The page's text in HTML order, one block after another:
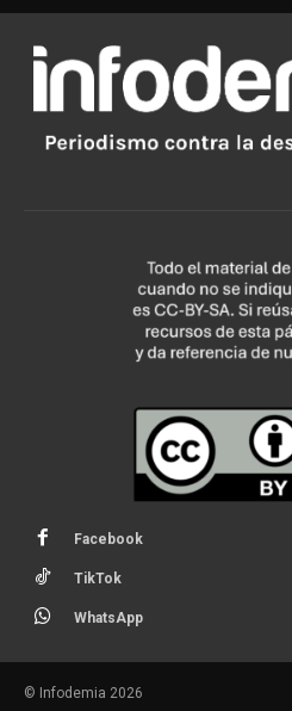
Facebook
TikTok
WhatsApp
© Infodemia 2026